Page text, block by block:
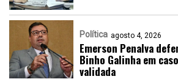
Política agosto 4, 2026
Emerson Penalva
Binho Galinha em
validada